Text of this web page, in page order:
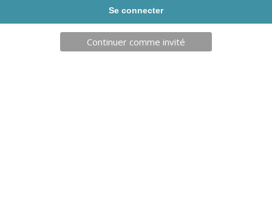
AJOUT PANIER AJOUT PANIER
23,30€
Continuer comme invité